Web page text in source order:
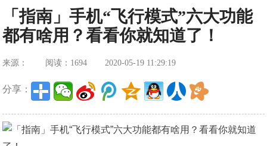
「指南」手机“飞行模式”六大功能
都有啥用？看看你就知道了！
来源： 阅读：1694 2020-05-19 11:29:19
分享：